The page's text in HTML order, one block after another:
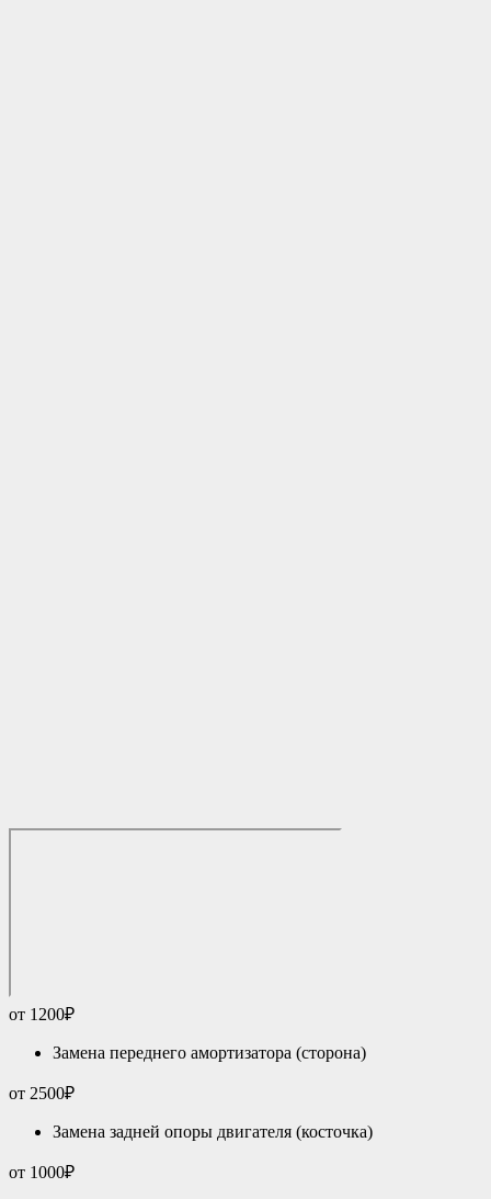
от 1200₽
Замена переднего амортизатора (сторона)
от 2500₽
Замена задней опоры двигателя (косточка)
от 1000₽